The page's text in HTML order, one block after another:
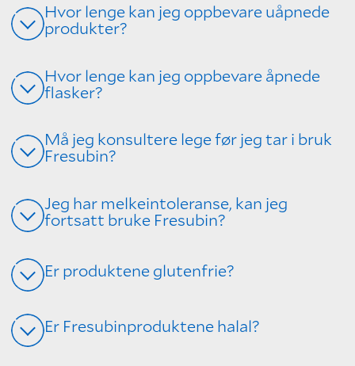
Hvor lenge kan jeg oppbevare uåpnede
produkter?
Hvor lenge kan jeg oppbevare åpnede
flasker?
Må jeg konsultere lege før jeg tar i bruk
Fresubin?
Jeg har melkeintoleranse, kan jeg
fortsatt bruke Fresubin?
Er produktene glutenfrie?
Er Fresubinproduktene halal?